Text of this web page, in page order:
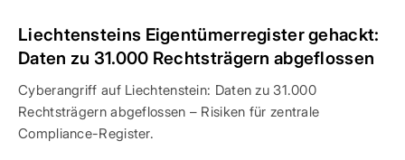
Liechtensteins Eigentümerregister gehackt:
Daten zu 31.000 Rechtsträgern abgeflossen
Cyberangriff auf Liechtenstein: Daten zu 31.000
Rechtsträgern abgeflossen – Risiken für zentrale
Compliance-Register.